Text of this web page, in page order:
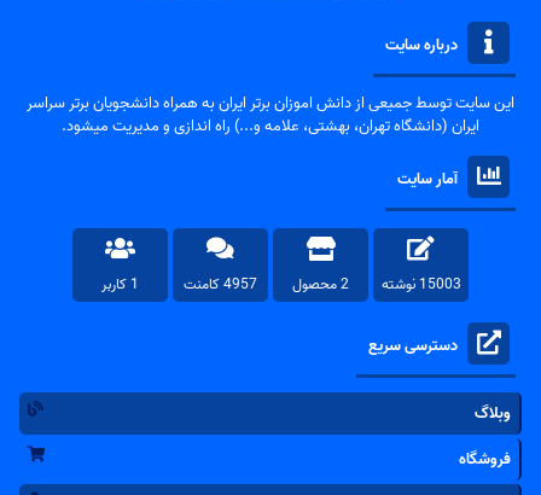
درباره سایت
این سایت توسط جمیعی از دانش اموزان برتر ایران به همراه دانشجویان برتر سراسر
ایران (دانشگاه تهران، بهشتی، علامه و...) راه اندازی و مدیریت میشود.
آمار سایت
15003 نوشته 2 محصول 4957 کامنت 1 کاربر
دسترسی سریع
وبلاگ
فروشگاه